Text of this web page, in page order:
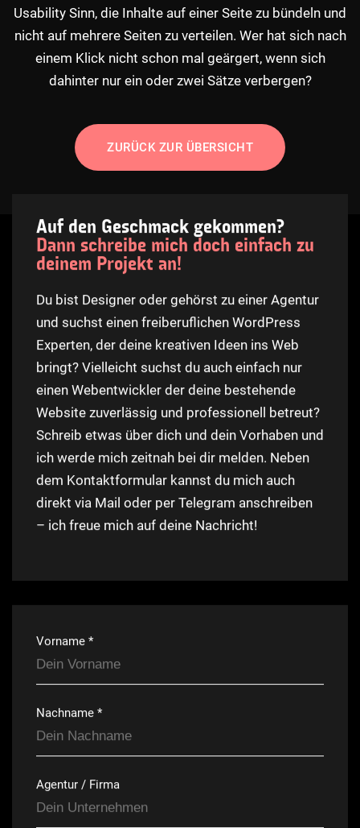
Usability Sinn, die Inhalte auf einer Seite zu bündeln und
nicht auf mehrere Seiten zu verteilen. Wer hat sich nach
einem Klick nicht schon mal geärgert, wenn sich
dahinter nur ein oder zwei Sätze verbergen?
ZURÜCK ZUR ÜBERSICHT
Auf den Geschmack gekommen?
Dann schreibe mich doch einfach zu
deinem Projekt an!
Du bist Designer oder gehörst zu einer Agentur
und suchst einen freiberuflichen WordPress
Experten, der deine kreativen Ideen ins Web
bringt? Vielleicht suchst du auch einfach nur
einen Webentwickler der deine bestehende
Website zuverlässig und professionell betreut?
Schreib etwas über dich und dein Vorhaben und
ich werde mich zeitnah bei dir melden. Neben
dem Kontaktformular kannst du mich auch
direkt via Mail oder per Telegram anschreiben
– ich freue mich auf deine Nachricht!
Vorname *
Nachname *
Agentur / Firma